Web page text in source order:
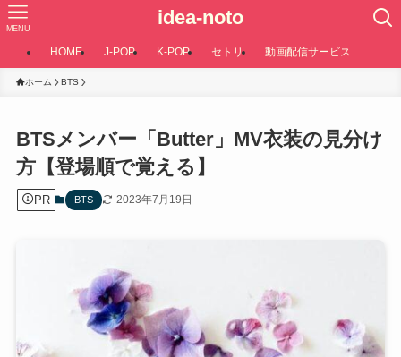
idea-noto
MENU
HOME J-POP K-POP セトリ 動画配信サービス
ホーム BTS
BTSメンバー「Butter」MV衣装の見分け
方【登場順で覚える】
PR BTS 2023年7月19日